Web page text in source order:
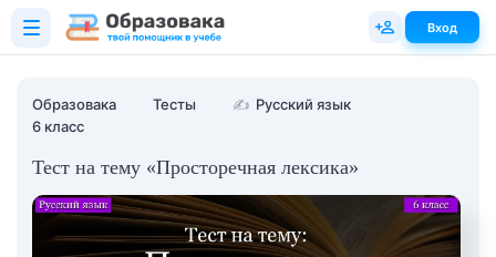
Образовака Тесты ✍ Русский язык
6 класс
Тест на тему «Просторечная лексика»
Вход